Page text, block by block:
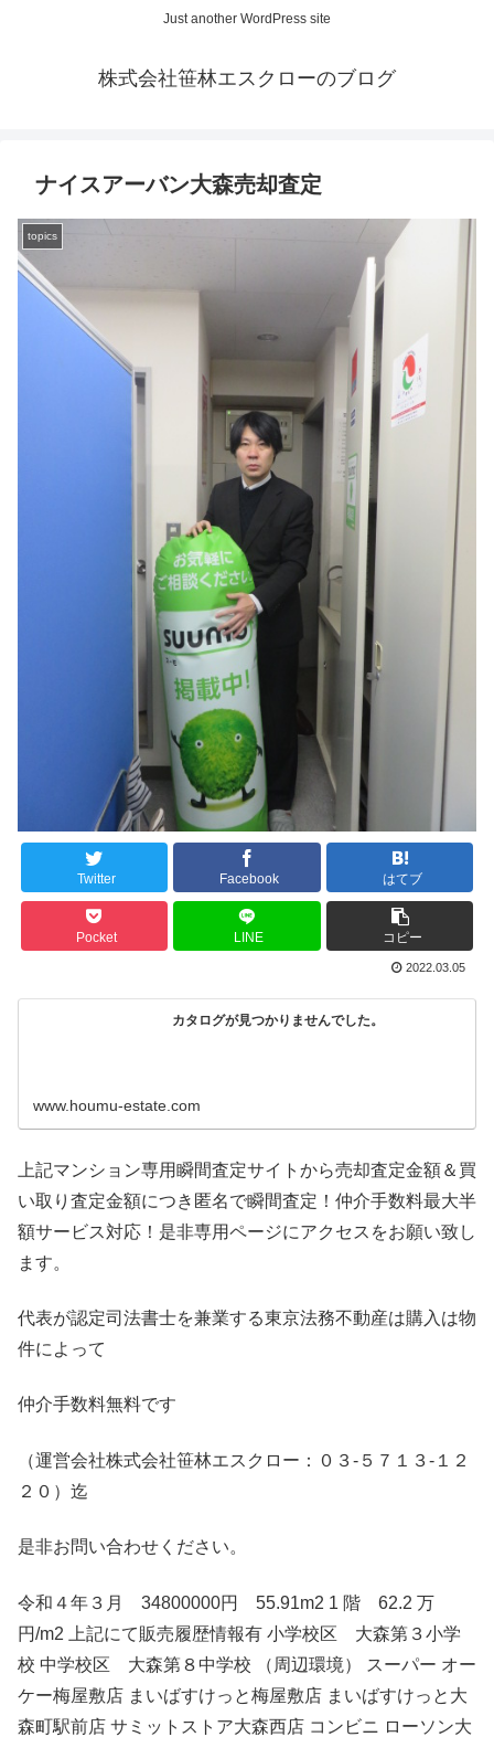
Just another WordPress site
株式会社笹林エスクローのブログ
ナイスアーバン大森売却査定
topics
Twitter Facebook はてブ
Pocket LINE コピー
2022.03.05
カタログが見つかりませんでした。
www.houmu-estate.com
上記マンション専用瞬間査定サイトから売却査定金額＆買
い取り査定金額につき匿名で瞬間査定！仲介手数料最大半
額サービス対応！是非専用ページにアクセスをお願い致し
ます。
代表が認定司法書士を兼業する東京法務不動産は購入は物
件によって
仲介手数料無料です
（運営会社株式会社笹林エスクロー：０３-５７１３-１２
２０）迄
是非お問い合わせください。
令和４年３月 34800000円 55.91m2 1 階 62.2 万
円/m2 上記にて販売履歴情報有 小学校区 大森第３小学
校 中学校区 大森第８中学校 （周辺環境） スーパー オー
ケー梅屋敷店 まいばすけっと梅屋敷店 まいばすけっと大
森町駅前店 サミットストア大森西店 コンビニ ローソン大